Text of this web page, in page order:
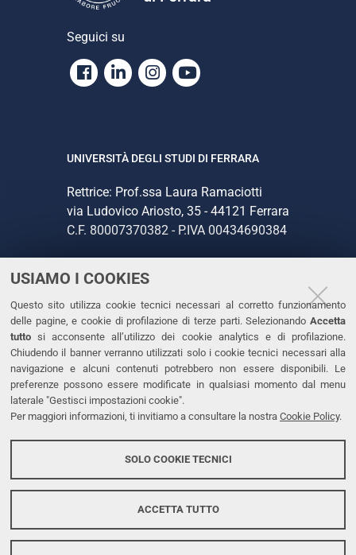
USIAMO I COOKIES
Questo sito utilizza cookie tecnici necessari al corretto funzionamento
delle pagine, e cookie di profilazione di terze parti. Selezionando Accetta
tutto si acconsente all’utilizzo dei cookie analytics e di profilazione.
Chiudendo il banner verranno utilizzati solo i cookie tecnici necessari alla
navigazione e alcuni contenuti potrebbero non essere disponibili. Le
preferenze possono essere modificate in qualsiasi momento dal menu
laterale "Gestisci impostazioni cookie".
Per maggiori informazioni, ti invitiamo a consultare la nostra Cookie Policy.
SOLO COOKIE TECNICI
ACCETTA TUTTO
Seguici su
Facebook
LinkedinInstagram
Youtube
UNIVERSITÀ DEGLI STUDI DI FERRARA
Rettrice: Prof.ssa Laura Ramaciotti
via Ludovico Ariosto, 35 - 44121 Ferrara
C.F. 80007370382 - P.IVA 00434690384
CONTATTI
Tel. +39 0532 293111
Fax. +39 0532 293031
PEC
LINKS
Dichiarazione di accessibilità
Protezione dati personali